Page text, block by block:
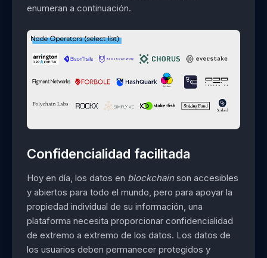
enumeran a continuación.
Confidencialidad facilitada
Hoy en día, los datos en blockchain son accesibles
y abiertos para todo el mundo, pero para apoyar la
propiedad individual de su información, una
plataforma necesita proporcionar confidencialidad
de extremo a extremo de los datos. Los datos de
los usuarios deben permanecer protegidos y